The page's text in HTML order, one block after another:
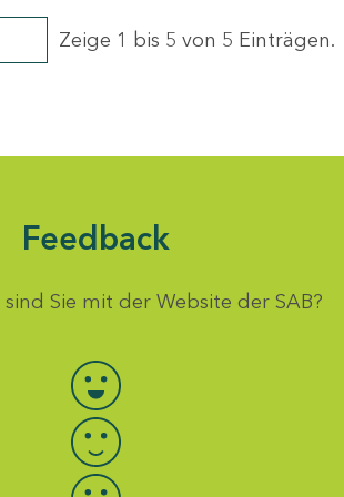
Zeige 1 bis 5 von 5 Einträgen.
Feedback
Sie mit der Website der SAB?
Bewertung auswählen